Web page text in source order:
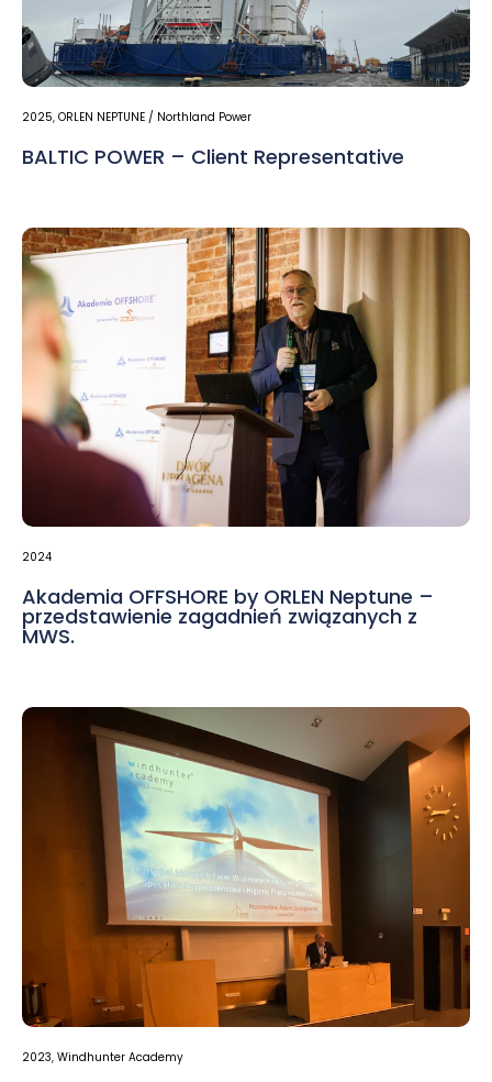
2025, ORLEN NEPTUNE / Northland Power
BALTIC POWER – Client Representative
2024
Akademia OFFSHORE by ORLEN Neptune –
przedstawienie zagadnień związanych z
MWS.
2023, Windhunter Academy